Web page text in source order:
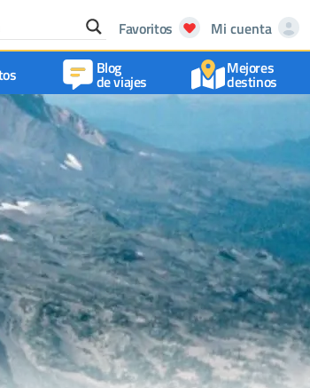
Favoritos
Mi cuenta
Blog
de viajes
Mejores
destinos